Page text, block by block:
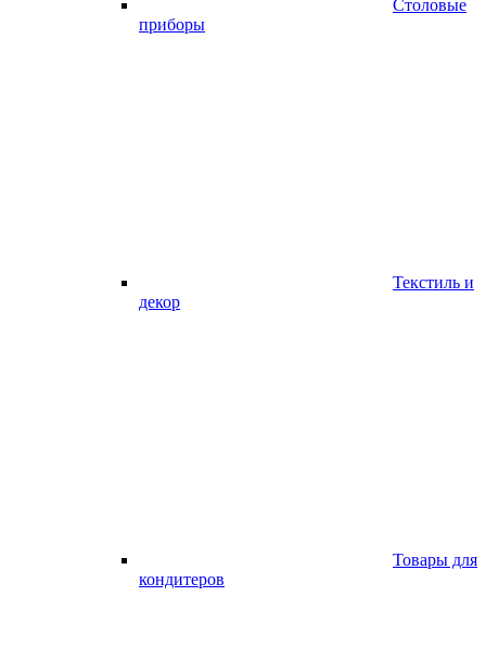
Столовые
приборы
Текстиль и
декор
Товары для
кондитеров